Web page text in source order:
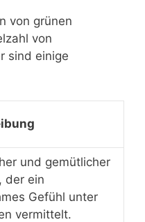
von grünen
von
sind einige
und gemütlicher
der ein
Gefühl unter
vermittelt.